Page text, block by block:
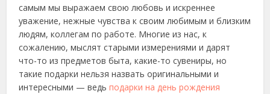
самым мы выражаем свою любовь и искреннее
уважение,нежные чувства к своим любимым и близким
людям, коллегам по работе. Многие из нас, к
сожалению, мыслят старыми измерениями и дарят
что-то из предметов быта, какие-то сувениры, но
такие подарки нельзя назвать оригинальными и
интересными — ведьподарки на день рождения